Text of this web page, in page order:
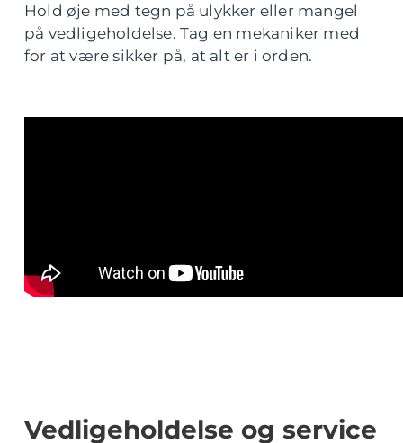
Hold øje med tegn på ulykker eller mangel
på vedligeholdelse. Tag en mekaniker med
for at være sikker på, at alt er i orden.
Vedligeholdelse og service